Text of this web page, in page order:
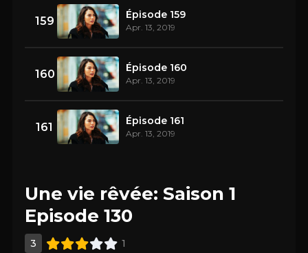
159 Épisode 159
Apr. 13, 2019
160 Épisode 160
Apr. 13, 2019
161 Épisode 161
Apr. 13, 2019
Une vie rêvée: Saison 1
Episode 130
3
1